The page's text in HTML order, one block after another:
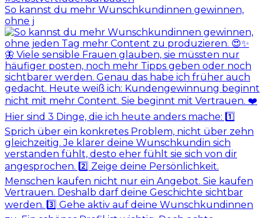
So kannst du mehr Wunschkundinnen gewinnen,
ohne j